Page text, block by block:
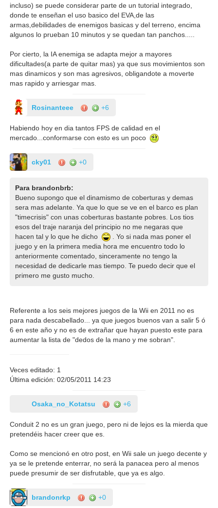
incluso) se puede considerar parte de un tutorial integrado,
donde te enseñan el uso basico del EVA,de las
armas,debilidades de enemigos basicas y del terreno, encima
algunos lo prueban 10 minutos y se quedan tan panchos.....
Por cierto, la IA enemiga se adapta mejor a mayores
dificultades(a parte de quitar mas) ya que sus movimientos son
mas dinamicos y son mas agresivos, obligandote a moverte
mas rapido y arriesgar mas.
Rosinanteee +6
Habiendo hoy en dia tantos FPS de calidad en el
mercado...conformarse con esto es un poco
cky01 +0
Para brandonbrb:
Bueno supongo que el dinamismo de coberturas y demas
sera mas adelante. Ya que lo que se ve en el barco es plan
"timecrisis" con unas coberturas bastante pobres. Los tios
esos del traje naranja del principio no me negaras que
hacen tal y lo que he dicho
. Yo si nada mas poner el
juego y en la primera media hora me encuentro todo lo
anteriormente comentado, sinceramente no tengo la
necesidad de dedicarle mas tiempo. Te puedo decir que el
primero me gusto mucho.
Referente a los seis mejores juegos de la Wii en 2011 no es
para nada descabellado... ya que juegos buenos van a salir 5 ó
6 en este año y no es de extrañar que hayan puesto este para
aumentar la lista de "dedos de la mano y me sobran".
Veces editado: 1
Última edición: 02/05/2011 14:23
Osaka_no_Kotatsu +6
Conduit 2 no es un gran juego, pero ni de lejos es la mierda que
pretendéis hacer creer que es.
Como se mencionó en otro post, en Wii sale un juego decente y
ya se le pretende enterrar, no será la panacea pero al menos
puede presumir de ser disfrutable, que ya es algo.
brandonrkp +0